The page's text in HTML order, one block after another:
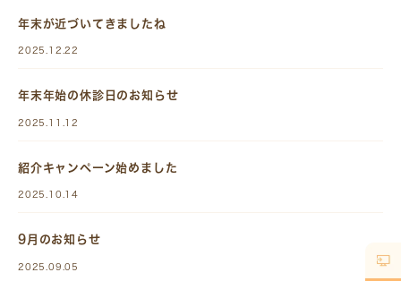
年末が近づいてきましたね
2025.12.22
年末年始の休診日のお知らせ
2025.11.12
紹介キャンペーン始めました
2025.10.14
9月のお知らせ
2025.09.05